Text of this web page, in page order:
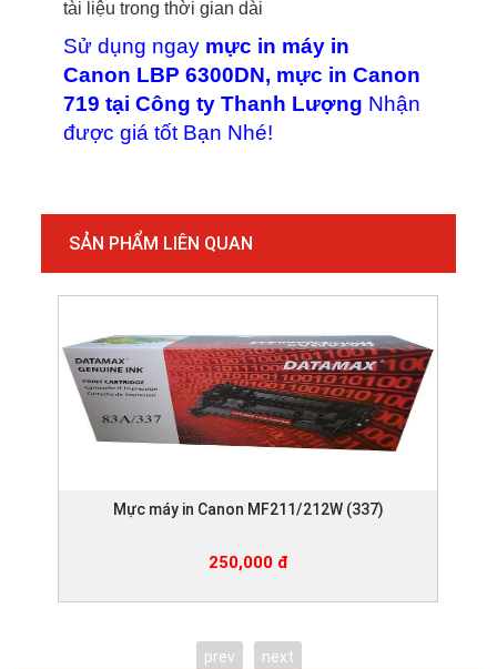
tài liệu trong thời gian dài
Sử dụng ngay mực in máy in
Canon LBP 6300DN, mực in Canon
719 tại Công ty Thanh Lượng Nhận
được giá tốt Bạn Nhé!
SẢN PHẨM LIÊN QUAN
Mực máy in Canon MF211/212W (337)
250,000 đ
prev next